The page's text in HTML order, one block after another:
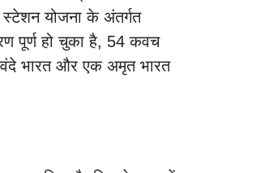
योजना के अंतर्गत
पूर्ण हो चुका है, 54 कवच
भारत और एक अमृत भारत